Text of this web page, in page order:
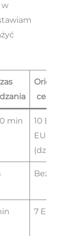
w
cena
min
10
EUR
7 EUR